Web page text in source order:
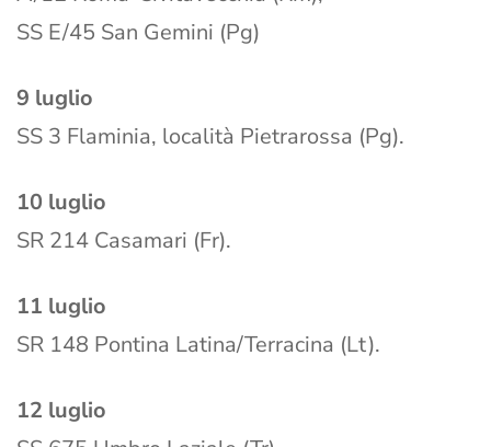
SS E/45 San Gemini (Pg)
9 luglio
SS 3 Flaminia, località Pietrarossa (Pg).
10 luglio
SR 214 Casamari (Fr).
11 luglio
SR 148 Pontina Latina/Terracina (Lt).
12 luglio